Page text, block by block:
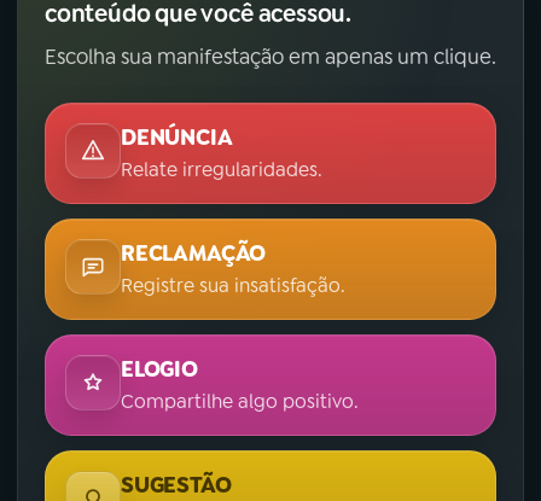
conteúdo que você acessou.
Escolha sua manifestação em apenas um clique.
DENÚNCIA
Relate irregularidades.
RECLAMAÇÃO
Registre sua insatisfação.
ELOGIO
Compartilhe algo positivo.
SUGESTÃO